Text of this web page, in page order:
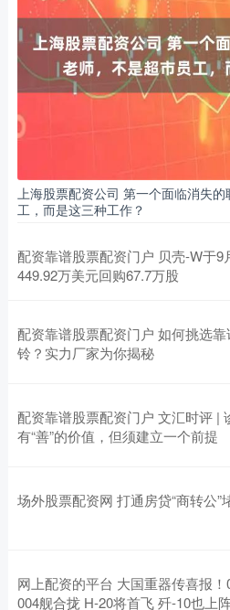
上海股票配资公司 第一个面临消失
工，而是这三种工作？
配资靠谱股票配资门户 贝壳-W于9
449.92万美元回购67.7万股
配资靠谱股票配资门户 如何挑选
铃？实力厂家为你揭秘
配资靠谱股票配资门户 文汇时评 |
有“善”的价值，但须建立一个前提
场外股票配资网 打通房贷“商转公”
网上配资的平台 大国重器传喜报！
004舰合拢 H-20将首飞 歼-10也上